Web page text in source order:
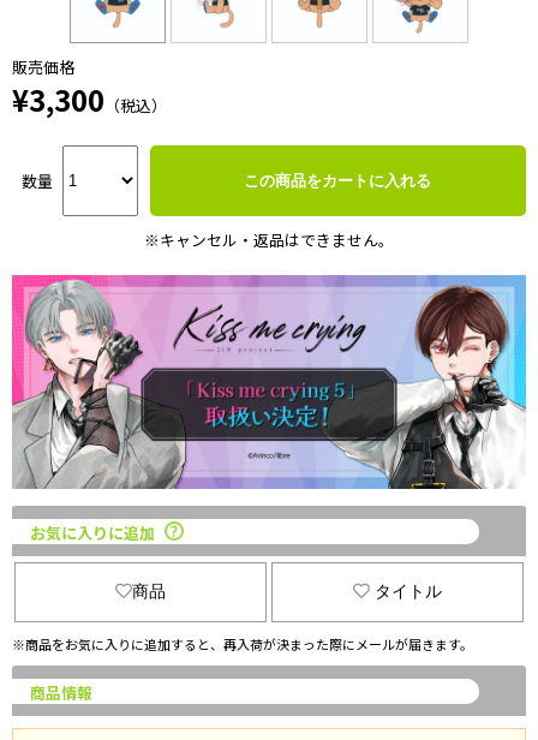
販売価格
¥3,300 （税込）
数量 この商品をカートに入れる
※キャンセル・返品はできません。
お気に入りに追加
商品 タイトル
※商品をお気に入りに追加すると、再入荷が決まった際にメールが届きます。
商品情報